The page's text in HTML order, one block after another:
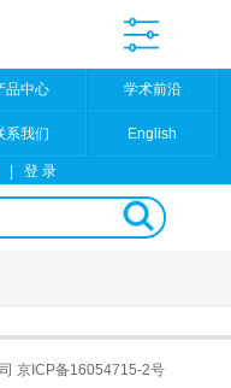
品中心 学术前沿
系我们 English
|登 录
京ICP备16054715-2号